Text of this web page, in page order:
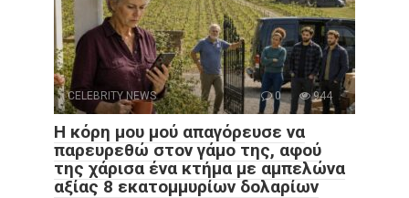
CELEBRITY NEWS 0 944
Η κόρη μου μού απαγόρευσε να
παρευρεθώ στον γάμο της, αφού
της χάρισα ένα κτήμα με αμπελώνα
αξίας 8 εκατομμυρίων δολαρίων